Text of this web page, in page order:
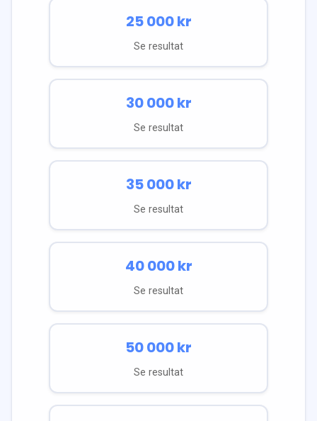
25 000kr
Se resultat
30 000kr
Se resultat
35 000kr
Se resultat
40 000kr
Se resultat
50 000kr
Se resultat